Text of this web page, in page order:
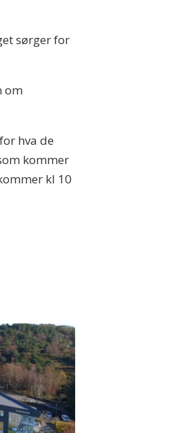
sørger for
om
hva de
kommer
kl 10